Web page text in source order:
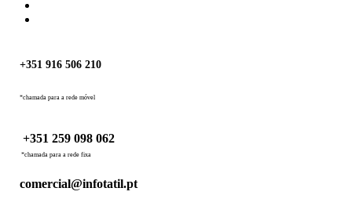
+351 916 506 210
*chamada para a rede móvel
+351 259 098 062
*chamada para a rede fixa
comercial@infotatil.pt